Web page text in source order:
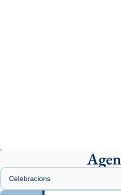
presidit aquest 27 de
Santes de Mataró.
🔗tinyurl.com/cvu5jmbk